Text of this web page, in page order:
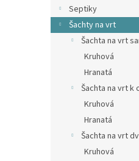
Septiky
Šachty na vrt
Šachta na vrt
Kruhová
Hranatá
Šachta na vrt k
Kruhová
Hranatá
Šachta na vrt
Kruhová